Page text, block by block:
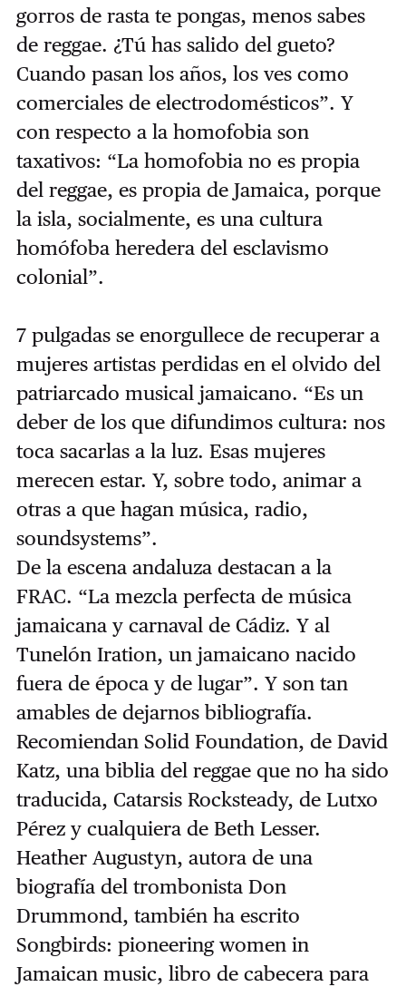
gorros de rasta te pongas, menos sabes
de reggae. ¿Tú has salido del gueto?
Cuando pasan los años, los ves como
comerciales de electrodomésticos”. Y
con respecto a la homofobia son
taxativos: “La homofobia no es propia
del reggae, es propia de Jamaica, porque
la isla, socialmente, es una cultura
homófoba heredera del esclavismo
colonial”.
7 pulgadas se enorgullece de recuperar a
mujeres artistas perdidas en el olvido del
patriarcado musical jamaicano. “Es un
deber de los que difundimos cultura: nos
toca sacarlas a la luz. Esas mujeres
merecen estar. Y, sobre todo, animar a
otras a que hagan música, radio,
soundsystems”.
De la escena andaluza destacan a la
FRAC. “La mezcla perfecta de música
jamaicana y carnaval de Cádiz. Y al
Tunelón Iration, un jamaicano nacido
fuera de época y de lugar”. Y son tan
amables de dejarnos bibliografía.
Recomiendan Solid Foundation, de David
Katz, una biblia del reggae que no ha sido
traducida, Catarsis Rocksteady, de Lutxo
Pérez y cualquiera de Beth Lesser.
Heather Augustyn, autora de una
biografía del trombonista Don
Drummond, también ha escrito
Songbirds: pioneering women in
Jamaican music, libro de cabecera para